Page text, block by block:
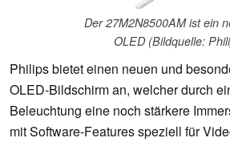
Der 27M2N8500AM ist ein
OLED (Bildquelle:
Philips bietet einen neuen und
OLED-Bildschirm an, welcher durch
Beleuchtung eine noch stärkere
mit Software-Features speziell für